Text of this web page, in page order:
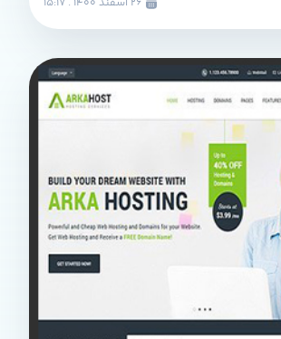
است یک زبان برنامه نویسی تحت وب برای یک
ولی برای پروژه دیگری […]